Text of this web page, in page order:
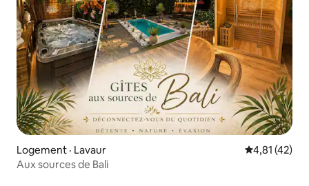
Logement · Lavaur Note
4,81 (42)
Aux sources de Bali